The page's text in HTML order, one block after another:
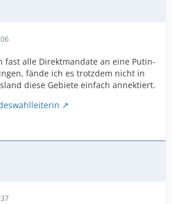
fast alle Direktmandate an eine Putin-
fände ich es trotzdem nicht in
diese Gebiete einfach annektiert.